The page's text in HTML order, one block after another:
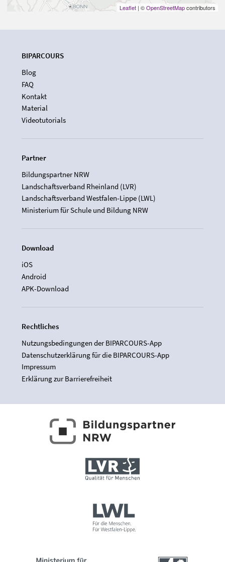
Leaflet | ©OpenStreetMapcontributors
BIPARCOURS
Blog
FAQ
Kontakt
Material
Videotutorials
Partner
Bildungspartner NRW
Landschaftsverband Rheinland (LVR)
Landschaftsverband Westfalen-Lippe (LWL)
Ministerium für Schule und Bildung NRW
Download
iOS
Android
APK-Download
Rechtliches
Nutzungsbedingungen der BIPARCOURS-App
Datenschutzerklärung für die BIPARCOURS-App
Impressum
Erklärung zur Barrierefreiheit